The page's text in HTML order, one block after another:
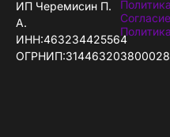
ИП Черемисин П.
А.
ИНН:463234425564
ОГРНИП:314463203800028